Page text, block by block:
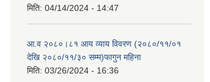
मिति: 04/14/2024 - 14:47
आ.व २०८०।८१ आय व्याय विवरण (२०८०/११/०१
देखि २०८०/११/३० सम्म)फागुन महिना
मिति: 03/26/2024 - 16:36